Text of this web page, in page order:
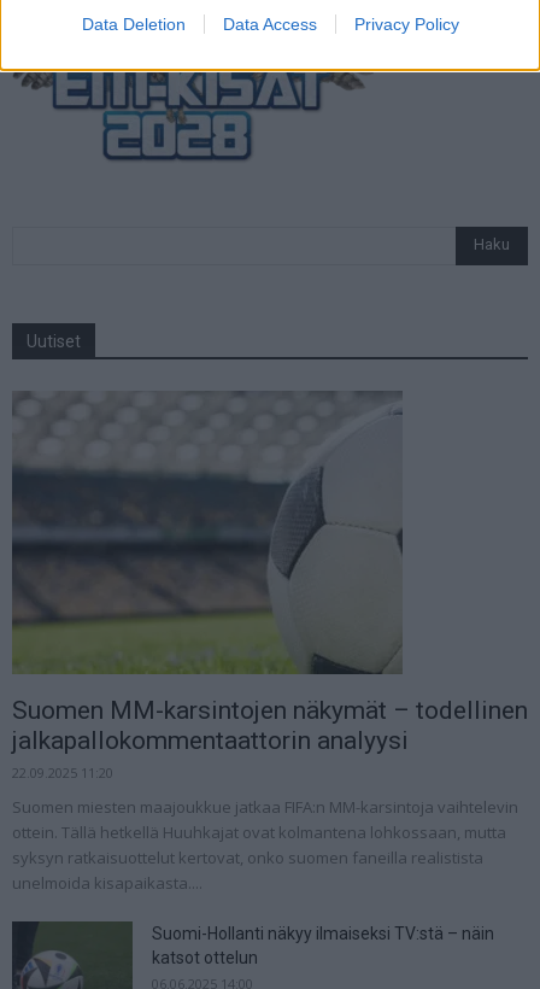
Data Deletion Data Access Privacy Policy
Uutiset
Suomen MM-karsintojen näkymät – todellinen
jalkapallokommentaattorin analyysi
22.09.2025 11:20
Suomen miesten maajoukkue jatkaa FIFA:n MM-karsintoja vaihtelevin
ottein. Tällä hetkellä Huuhkajat ovat kolmantena lohkossaan, mutta
syksyn ratkaisuottelut kertovat, onko suomen faneilla realistista
unelmoida kisapaikasta....
Suomi-Hollanti näkyy ilmaiseksi TV:stä – näin
katsot ottelun
06.06.2025 14:00